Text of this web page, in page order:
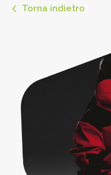
Torna indietro